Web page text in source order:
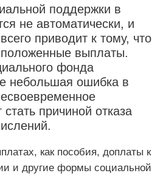
поддержки в
не автоматически, и
приводит к тому, что
выплаты.
фонда
небольшая ошибка в
причиной отказа
как пособия, доплаты к
и другие формы социальной